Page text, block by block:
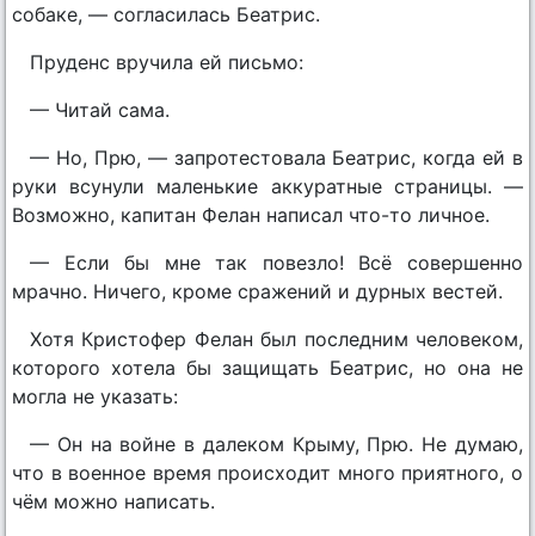
собаке, — согласилась Беатрис.
Пруденс вручила ей письмо:
— Читай сама.
— Но, Прю, — запротестовала Беатрис, когда ей в
руки всунули маленькие аккуратные страницы. —
Возможно, капитан Фелан написал что-то личное.
— Если бы мне так повезло! Всё совершенно
мрачно. Ничего, кроме сражений и дурных вестей.
Хотя Кристофер Фелан был последним человеком,
которого хотела бы защищать Беатрис, но она не
могла не указать:
— Он на войне в далеком Крыму, Прю. Не думаю,
что в военное время происходит много приятного, о
чём можно написать.